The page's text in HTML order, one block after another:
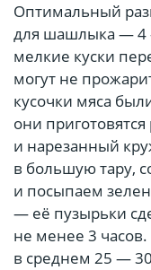
Оптимальный
для шашлыка — 4
мелкие куски
могут не
кусочки мяса
они
и нарезанный
в большую тару,
и посыпаем
— её пузырьки
не менее 3
в среднем 25 —